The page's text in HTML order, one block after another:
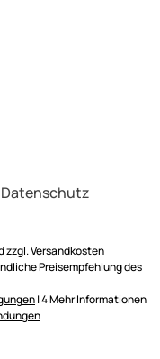
Datenschutz
zzgl.Versandkosten
Preisempfehlung des
| 4 Mehr Informationen